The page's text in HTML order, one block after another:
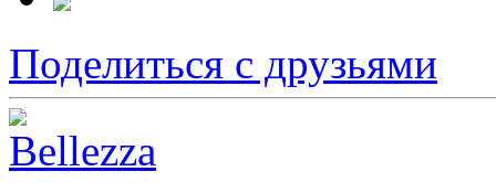
Поделиться с друзьями